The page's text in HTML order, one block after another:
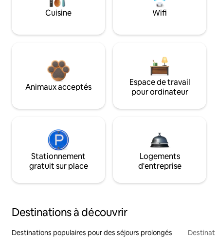
Cuisine Wifi
Animaux acceptés
Espace de travail
pour ordinateur
Stationnement
gratuit sur place
Logements
d'entreprise
Destinations à découvrir
Destinations populaires pour des séjours prolongés